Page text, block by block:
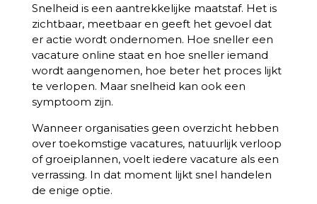
Snelheid is een aantrekkelijke maatstaf. Het is
zichtbaar, meetbaar en geeft het gevoel dat
er actie wordt ondernomen. Hoe sneller een
vacature online staat en hoe sneller iemand
wordt aangenomen, hoe beter het proces lijkt
te verlopen. Maar snelheid kan ook een
symptoom zijn.
Wanneer organisaties geen overzicht hebben
over toekomstige vacatures, natuurlijk verloop
of groeiplannen, voelt iedere vacature als een
verrassing. In dat moment lijkt snel handelen
de enige optie.